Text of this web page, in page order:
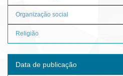
Organização social
Religião
Data de publicação